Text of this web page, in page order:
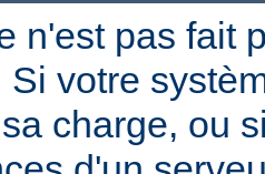
n'est pas fait
Si votre
charge, ou